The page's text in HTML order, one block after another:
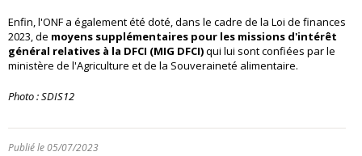
Enfin, l'ONF a également été doté, dans le cadre de la Loi de finances
2023, de moyens supplémentaires pour les missions d'intérêt
général relatives à la DFCI (MIG DFCI)qui lui sont confiées par le
ministère de l'Agriculture et de la Souveraineté alimentaire.
Photo : SDIS12
Publié le 05/07/2023